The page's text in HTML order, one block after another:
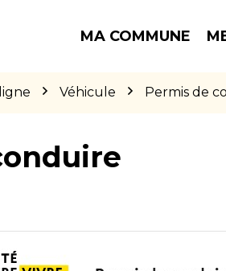
MA COMMUNE
Véhicule Permis de